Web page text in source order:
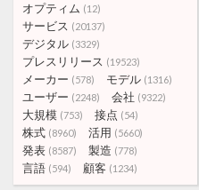
オプティム (12)
サービス (20137)
デジタル (3329)
プレスリリース (19523)
メーカー (578) モデル (1316)
ユーザー (2248) 会社 (9322)
大規模 (753) 接点 (54)
株式 (8960) 活用 (5660)
発表 (8587) 製造 (778)
言語 (594) 顧客 (1234)